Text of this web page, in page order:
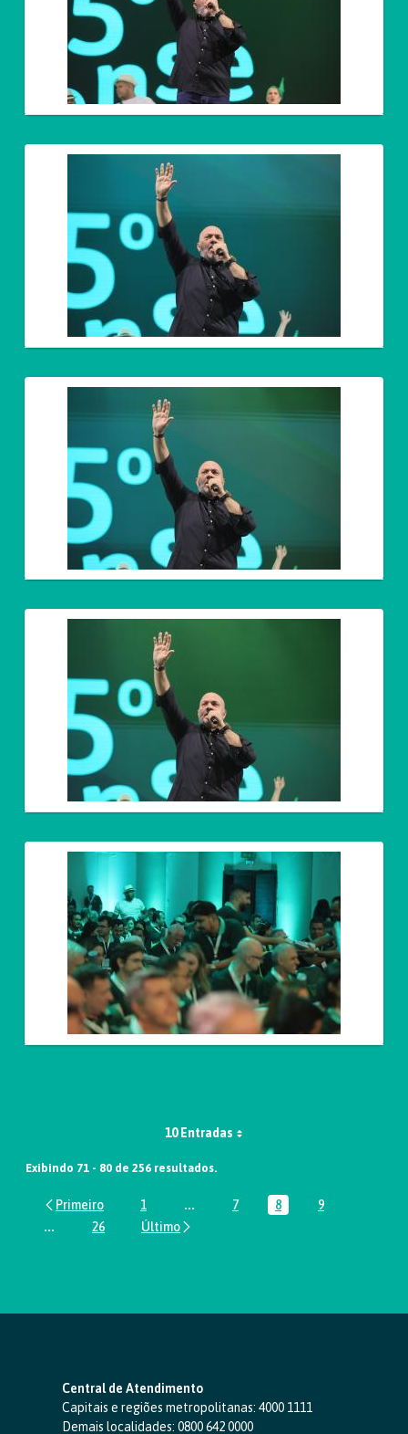
10 Entradas
Exibindo 71 - 80 de 256 resultados.
Página
1 ...Páginas intermediárias Usar ABA
Página
7 Página
8 Página
9
...Páginas intermediárias Usar ABA para navegar.
Página
26
Central de Atendimento
Capitais e regiões metropolitanas: 4000 1111
Demais localidades: 0800 642 0000